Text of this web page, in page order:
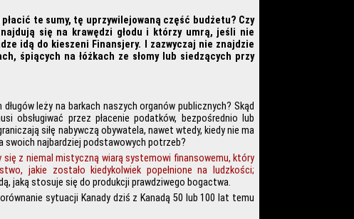
te sumy, tę uprzywilejowaną część budżetu? Czy
się na krawędzi głodu i którzy umrą, jeśli nie
idą do kieszeni Finansjery. I zazwyczaj nie znajdzie
śpiących na łóżkach ze słomy lub siedzących przy
leży na barkach naszych organów publicznych? Skąd
obsługiwać przez płacenie podatków, bezpośrednio lub
siłę nabywczą obywatela, nawet wtedy, kiedy nie ma
najbardziej podstawowych potrzeb?
się z niemal mistyczną wiarą systemowi finansowemu, który
jakie zostało kiedykolwiek popełnione na ludzkości;
jaką stosuje się do produkcji prawdziwego bogactwa.
sytuacji Kanady dziś z Kanadą 50 lub 100 lat temu